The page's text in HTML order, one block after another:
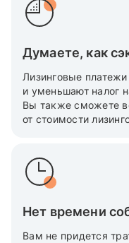
Думаете, как
Лизинговые
и уменьшают налог
Вы также cможете
от стоимости
Нет времени
Вам не придется